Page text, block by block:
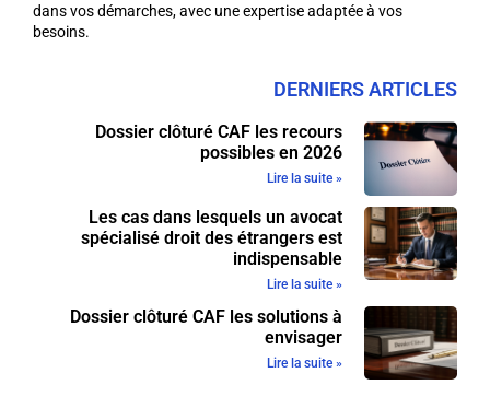
dans vos démarches, avec une expertise adaptée à vos
besoins.
DERNIERS ARTICLES
Dossier clôturé CAF les recours
possibles en 2026
Lire la suite »
Les cas dans lesquels un avocat
spécialisé droit des étrangers est
indispensable
Lire la suite »
Dossier clôturé CAF les solutions à
envisager
Lire la suite »